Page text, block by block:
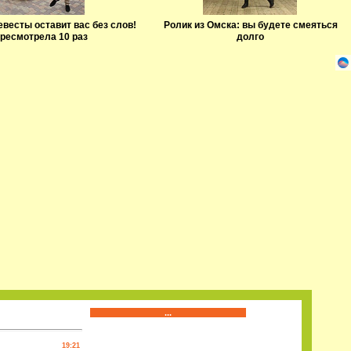
оставит вас без слов!
10 раз
Ролик из Омска: вы будете смеяться
долго
...